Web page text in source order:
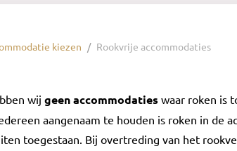
kiezen Rookvrije accommodaties
wij geen accommodaties waar roken is
aangenaam te houden is roken in de
toegestaan. Bij overtreding van het